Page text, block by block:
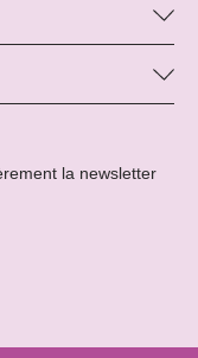
sur les projets de
FNS.
la newsletter